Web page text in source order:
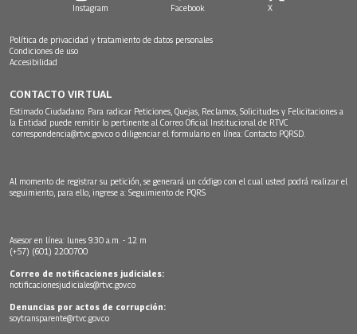
Instagram Facebook X
Política de privacidad y tratamiento de datos personales
Condiciones de uso
Accesibilidad
CONTACTO VIRTUAL
Estimado Ciudadano: Para radicar Peticiones, Quejas, Reclamos, Solicitudes y Felicitaciones a
la Entidad puede remitir lo pertinente al Correo Oficial Institucional de RTVC
correspondencia@rtvc.gov.co o diligenciar el formulario en línea: Contacto PQRSD.
Al momento de registrar su petición, se generará un código con el cual usted podrá realizar el
seguimiento, para ello, ingrese a: Seguimiento de PQRS
Asesor en línea: lunes 9:30 a.m. - 12 m
(+57) (601) 2200700
Correo de notificaciones judiciales:
notificacionesjudiciales@rtvc.gov.co
Denuncias por actos de corrupción:
soytransparente@rtvc.gov.co